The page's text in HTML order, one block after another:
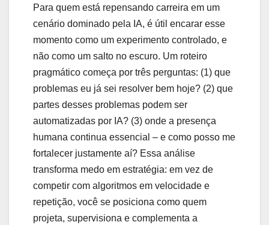
Para quem está repensando carreira em um
cenário dominado pela IA, é útil encarar esse
momento como um experimento controlado, e
não como um salto no escuro. Um roteiro
pragmático começa por três perguntas: (1) que
problemas eu já sei resolver bem hoje? (2) que
partes desses problemas podem ser
automatizadas por IA? (3) onde a presença
humana continua essencial – e como posso me
fortalecer justamente aí? Essa análise
transforma medo em estratégia: em vez de
competir com algoritmos em velocidade e
repetição, você se posiciona como quem
projeta, supervisiona e complementa a